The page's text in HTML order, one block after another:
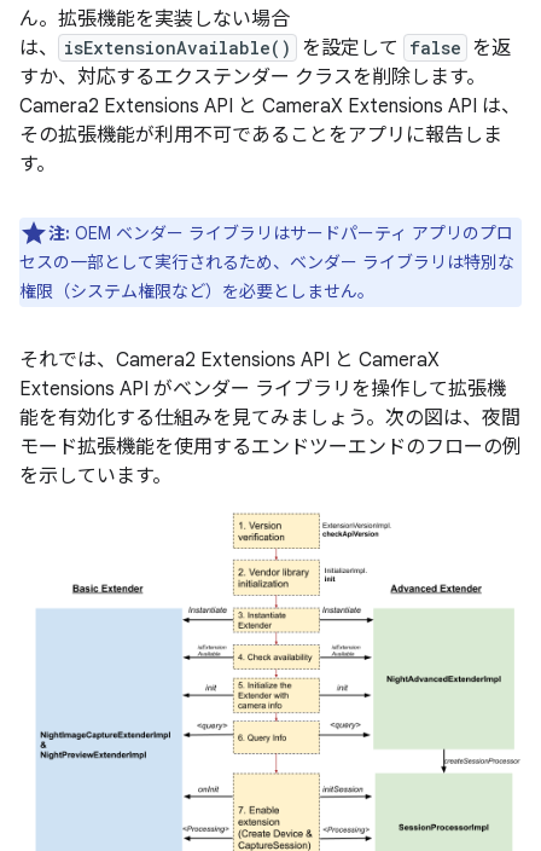
ん。拡張機能を実装しない場合
は、
isExtensionAvailable() を設定して false を返
すか、対応するエクステンダー クラスを削除します。
Camera2 Extensions API と CameraX Extensions API は、
その拡張機能が利用不可であることをアプリに報告しま
す。
注: OEM ベンダー ライブラリはサードパーティ アプリのプロ
セスの一部として実行されるため、ベンダー ライブラリは特別な
権限（システム権限など）を必要としません。
それでは、Camera2 Extensions API と CameraX
Extensions API がベンダー ライブラリを操作して拡張機
能を有効化する仕組みを見てみましょう。次の図は、夜間
モード拡張機能を使用するエンドツーエンドのフローの例
を示しています。